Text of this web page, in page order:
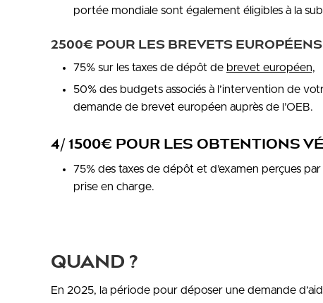
portée mondiale sont également éligibles à la
2500€ POUR LES BREVETS
75% sur les taxes de dépôt de brevet européen,
50% des budgets associés à l’intervention de
demande de brevet européen auprès de l’OEB.
4/ 1500€ POUR LES OBTENTIONS
75% des taxes de dépôt et d’examen perçues
prise en charge.
QUAND ?
En 2025, la période pour déposer une demande